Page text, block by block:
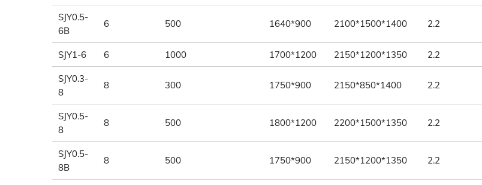
SJY0.5-
6B
6 500 1640*900 2100*1500*1400 2.2
SJY1-6 6 1000 1700*1200 2150*1200*1350 2.2
SJY0.3-
8
8 300 1750*900 2150*850*1400 2.2
SJY0.5-
8
8 500 1800*1200 2200*1500*1350 2.2
SJY0.5-
8B
8 500 1750*900 2150*1200*1350 2.2